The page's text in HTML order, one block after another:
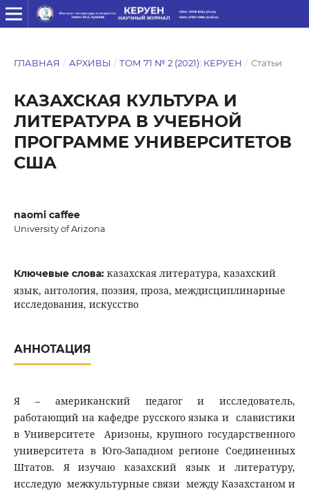
ГЛАВНАЯ / АРХИВЫ / ТОМ 71 № 2 (2021): КЕРУЕН / Статьи
КАЗАХСКАЯ КУЛЬТУРА И
ЛИТЕРАТУРА В УЧЕБНОЙ
ПРОГРАММЕ УНИВЕРСИТЕТОВ
США
naomi caffee
University of Arizona
Ключевые слова: казахская литература, казахский
язык, антология, поэзия, проза, междисциплинарные
исследования, искусство
АННОТАЦИЯ
Я – американский педагог и исследователь,
работающий на кафедре русского языка и славистики
в Университете Аризоны, крупного государственного
университета в Юго-Западном регионе Соединенных
Штатов. Я изучаю казахский язык и литературу,
исследую межкультурные связи между Казахстаном и